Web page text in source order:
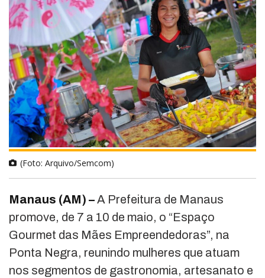
(Foto: Arquivo/Semcom)
Manaus (AM) –A Prefeitura de Manaus
promove, de 7 a 10 de maio, o “Espaço
Gourmet das Mães Empreendedoras”, na
Ponta Negra, reunindo mulheres que atuam
nos segmentos de gastronomia, artesanato e